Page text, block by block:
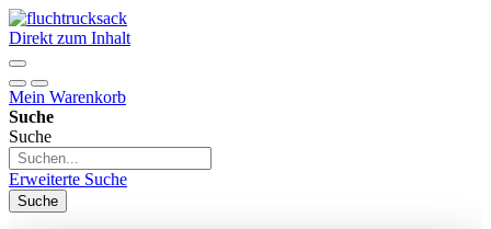
Direkt zum Inhalt
Mein Warenkorb
Suche
Suche
Erweiterte Suche
Suche